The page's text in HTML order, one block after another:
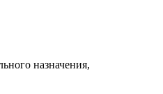
назначения,